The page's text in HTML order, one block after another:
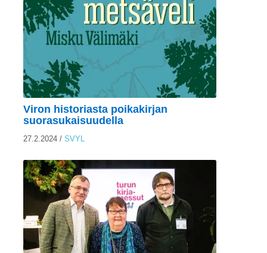
Viron historiasta poikakirjan
suorasukaisuudella
27.2.2024/ SVYL